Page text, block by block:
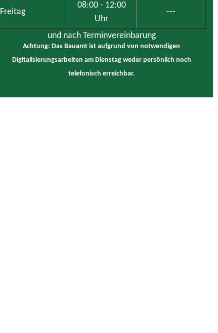
Freitag
08:00 - 12:00
Uhr
---
und nach Terminvereinbarung
Achtung: Das Bauamt ist aufgrund von notwendigen
Digitalisierungsarbeiten am Dienstag weder persönlich noch
telefonisch erreichbar.